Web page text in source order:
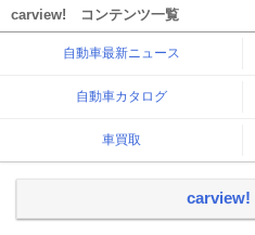
carview! コンテンツ一覧
自動車最新ニュース
自動車カタログ
車買取
carview!